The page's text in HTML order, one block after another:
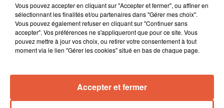
Vous pouvez accepter en cliquant sur "Accepter et fermer", ou affiner en
sélectionnant les finalités et/ou partenaires dans "Gérer mes choix".
Vous pouvez également refuser en cliquant sur "Continuer sans
accepter". Vos préférences ne s'appliqueront que pour ce site. Vous
pouvez mettre à jour vos choix, ou retirer votre consentement à tout
moment via le lien "Gérer les cookies" situé en bas de chaque page.
Accepter et fermer